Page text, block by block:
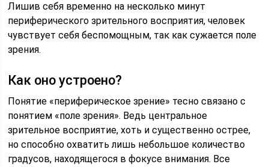
Лишив себя временно на несколько минут
периферического зрительного восприятия, человек
чувствует себя беспомощным, так как сужается поле
зрения.
Как оно устроено?
Понятие «периферическое зрение» тесно связано с
понятием «поле зрения». Ведь центральное
зрительное восприятие, хоть и существенно острее,
но способно охватить лишь небольшое количество
градусов, находящегося в фокусе внимания. Все